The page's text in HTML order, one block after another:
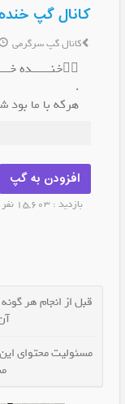
کانال گپ
کانال گپ سرگرمی
🤹‍♀خنــــــده
.
هرکه با ما بود
دیگه وقتشه
📸عکس های
.
🎬فیلم های
افزودن به گپ
بازدید : 15,603 نفر
قبل از انجام هر
مسئولیت محتوای